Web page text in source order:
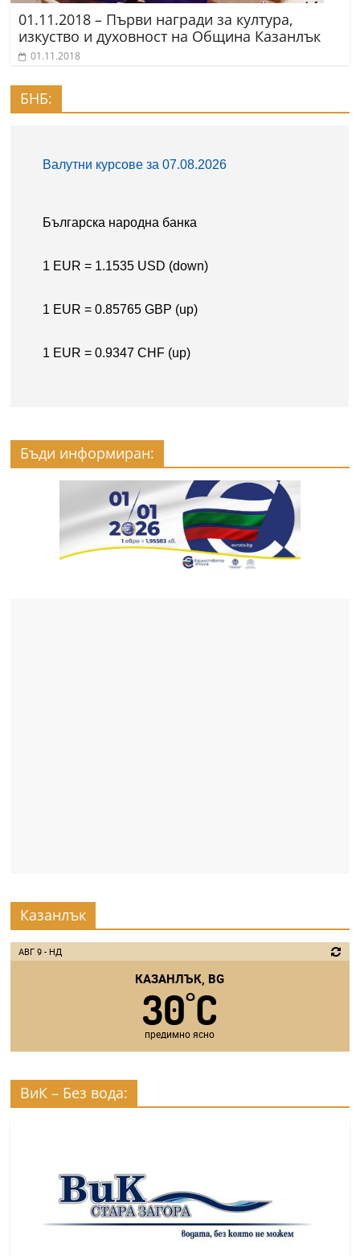
01.11.2018 – Първи награди за култура,
изкуство и духовност на Община Казанлък
01.11.2018
БНБ:
Бъди информиран:
Казанлък
АВГ 9 - НД
КАЗАНЛЪК, BG
30°C
предимно ясно
ВиК – Без вода: